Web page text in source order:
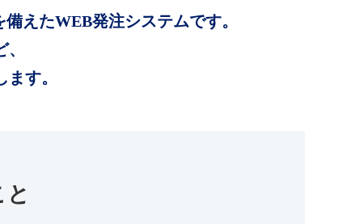
えたWEB発注システムです。
す。